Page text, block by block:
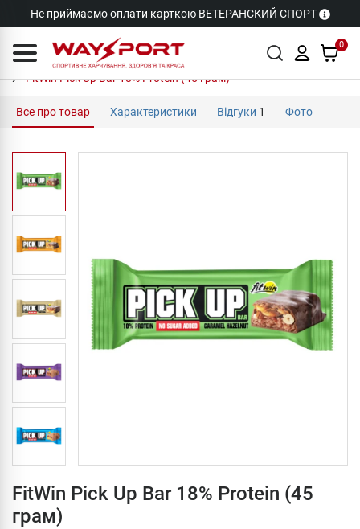
Не приймаємо оплати карткою ВЕТЕРАНСКИЙ СПОРТ
0
FitWin Pick Up Bar 18% Protein (45 грам)
Все про товар Характеристики Відгуки 1 Фото
FitWin Pick Up Bar 18% Protein (45
грам)